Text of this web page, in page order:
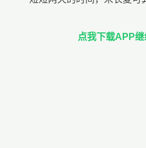
点我下载APP